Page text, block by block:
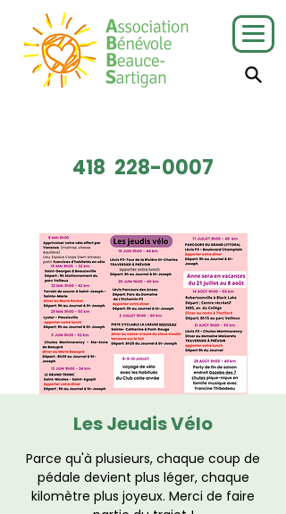
418 228-0007
Les Jeudis Vélo
Parce qu'à plusieurs, chaque coup de
pédale devient plus léger, chaque
kilomètre plus joyeux. Merci de faire